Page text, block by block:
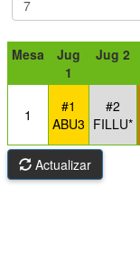
Mesa
Jug
1
Jug 2
1
#1
ABU3
#2
FILLU*
Actualizar